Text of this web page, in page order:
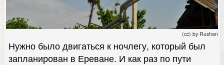
(cc) by Rushan
Нужно было двигаться к ночлегу, который был
запланирован в Ереване. И как раз по пути